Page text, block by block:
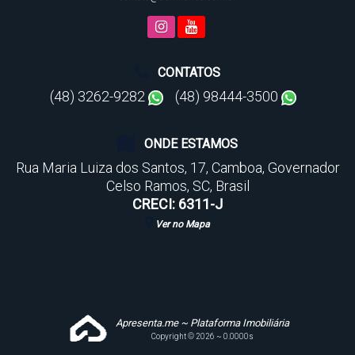
CONTATOS
(48) 3262-9282 (48) 98444-3500
ONDE ESTAMOS
Rua Maria Luiza dos Santos, 17, Camboa, Governador
Celso Ramos, SC, Brasil
CRECI: 6311-J
Ver no Mapa
Apresenta.me ~ Plataforma Imobiliária
Copyright © 2026 ~ 0.0000s